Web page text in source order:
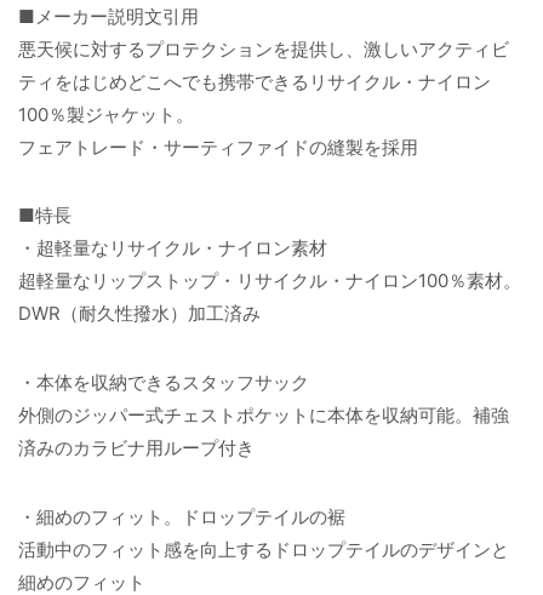
■メーカー説明文引用
悪天候に対するプロテクションを提供し、激しいアクティビ
ティをはじめどこへでも携帯できるリサイクル・ナイロン
100％製ジャケット。
フェアトレード・サーティファイドの縫製を採用
■特長
・超軽量なリサイクル・ナイロン素材
超軽量なリップストップ・リサイクル・ナイロン100％素材。
DWR（耐久性撥水）加工済み
・本体を収納できるスタッフサック
外側のジッパー式チェストポケットに本体を収納可能。補強
済みのカラビナ用ループ付き
・細めのフィット。ドロップテイルの裾
活動中のフィット感を向上するドロップテイルのデザインと
細めのフィット